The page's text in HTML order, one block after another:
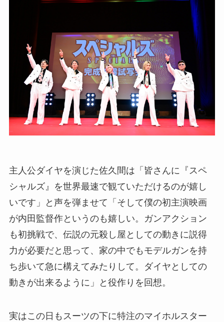
主人公ダイヤを演じた佐久間は「皆さんに『スペ
シャルズ』を世界最速で観ていただけるのが嬉し
いです」と声を弾ませて「そして僕の初主演映画
が内田監督作というのも嬉しい。ガンアクション
も初挑戦で、伝説の元殺し屋としての動きに説得
力が必要だと思って、家の中でもモデルガンを持
ち歩いて急に構えてみたりして。ダイヤとしての
動きが出来るように」と役作りを回想。
実はこの日もスーツの下に特注のマイホルスター